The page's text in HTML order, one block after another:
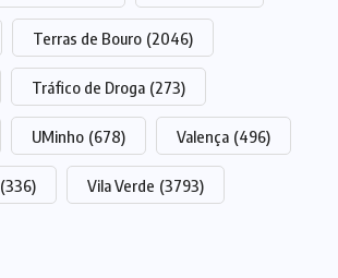
Terras de Bouro (2046)
Tráfico de Droga (273)
UMinho (678) Valença (496)
(336) Vila Verde (3793)